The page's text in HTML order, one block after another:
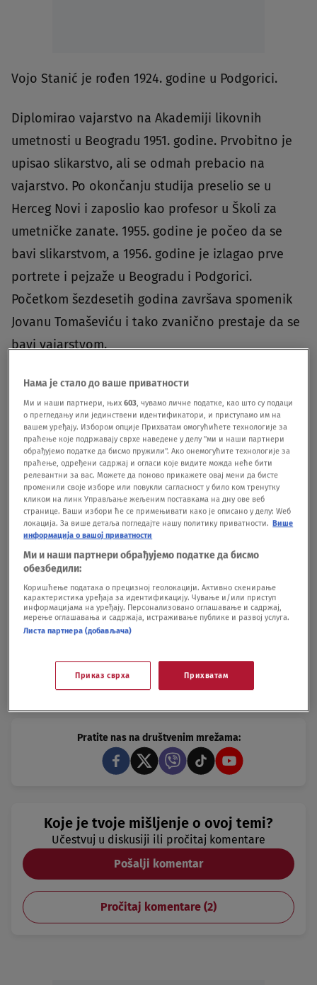
Vojo Stanić je rođen 1924. godine u Podgorici.
Diplomirao vajarstvo na Akademiji likovnih
umetnosti u Beogradu 1951. godine. Prvobitno je
upisao slikarstvo, ali se odmah prebacio na
vajarstvo. Po okončanju studija preselio se u
Herceg Novi i zaposlio kao profesor u Školi za
umetničke zanate. 1955. godine je počeo da se
bavi slikarstvom, a 1956. godine je izlagao prve
portrete i pejzaže u Beogradu i Podgorici.
Početkom šezdesetih godina završava spomenik
Jovanu Tomaševiću i tako zvanično prestaje da se
bavi vajarstvom.
Godine 1952. Stanić je postao član Udruženja
likovnih umetnika Crne Gore. Dopisni član
Crnogorske akademije nauka i umetnosti je
postao 1977. godine, a redovni član 1985. godine.
Stanić je, takođe, član Matice crnogorske, ali i
crnogorskog PEN centra.
Stanićev najveći uspeh bilo je predstavljanje Crne
Gore na 47. Venecijanskom bijenalu 1997. godine.
Imao je samostalne izložbe u Crnoj Gori, ali i širom
sveta. U Umetničkom muzeju Crne Gore u Cetinju,
njegove slike su deo stalne postavke. Dobitnik je
SLIKAR VAJAR VOJA STANIĆ
Pratite nas na društvenim mrežama:
Koje je tvoje mišljenje o ovoj temi?
Učestvuj u diskusiji ili pročitaj komentare
Pošalji komentar
Pročitaj komentare (2)
Нама је стало до ваше приватности
Ми и наши партнери, њих603, чувамо личне податке, као што су подаци
о прегледању или јединствени идентификатори, и приступамо им на
вашем уређају. Избором опције Прихватам омогућићете технологије за
праћење које подржавају сврхе наведене у делу "ми и наши партнери
обрађујемо податке да бисмо пружили". Ако онемогућите технологије за
праћење, одређени садржај и огласи које видите можда неће бити
релевантни за вас. Можете да поново прикажете овај мени да бисте
променили своје изборе или повукли сагласност у било ком тренутку
кликом на линк Управљање жељеним поставкама на дну ове веб
странице. Ваши избори ће се примењивати како је описано у делу: Wеб
локација. За више детаља погледајте нашу политику приватности. Више
информација о вашој приватности
Ми и наши партнери обрађујемо податке да бисмо
обезбедили:
Коришћење података о прецизној геолокацији. Активно скенирање
карактеристика уређаја за идентификацију. Чување и/или приступ
информацијама на уређају. Персонализовано оглашавање и садржај,
мерење оглашавања и садржаја, истраживање публике и развој услуга.
Листа партнера (добављача)
Приказ сврха Прихватам